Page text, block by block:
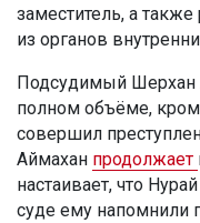
заместитель, а
из органов
Подсудимый Шерхан
полном объёме,
совершил
Аймахан продолжает
настаивает, что
суде ему напомнили